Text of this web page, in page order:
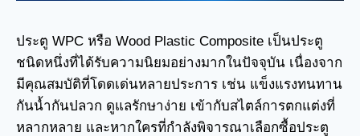
ประตู WPC หรือ Wood Plastic Composite เป็นประตู
ชนิดหนึ่งที่ได้รับความนิยมอย่างมากในปัจจุบัน เนื่องจาก
มีคุณสมบัติที่โดดเด่นหลายประการ เช่น แข็งแรงทนทาน
กันน้ำกันปลวก ดูแลรักษาง่าย เข้ากับสไตล์การตกแต่งที่
หลากหลาย และหากใครที่กำลังพิจารณาเลือกซื้อประตู